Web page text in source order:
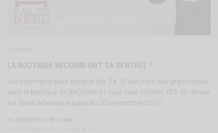
GOODIES
LA BOUTIQUE BECOMBI FAIT SA RENTRÉE !
Les vêtements pour enfants (de 7 à 14 ans) font leur grand retour
dans la boutique de BeCombi. Et nous vous offrons 10% de remise
sur toute la boutique jusqu’au 30 septembre 2015 !
BY
SÉBASTIEN | BE COMBI